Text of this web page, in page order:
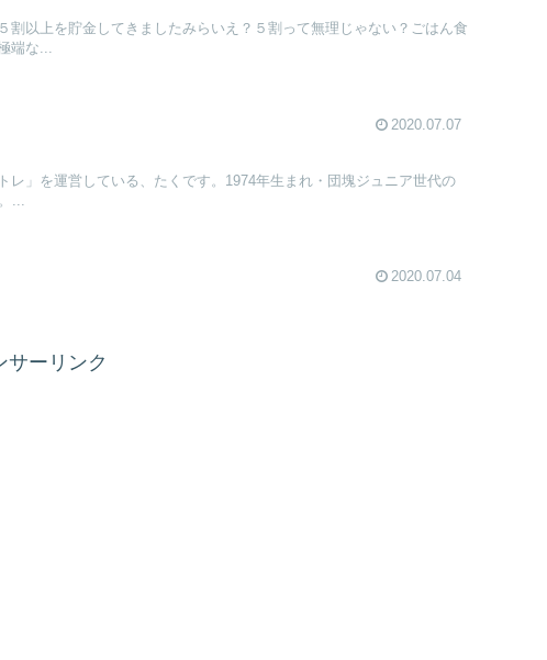
割以上を貯金してきましたみらいえ？５割って無理じゃない？ごはん食
端な...
2020.07.07
レ」を運営している、たくです。1974年生まれ・団塊ジュニア世代の
...
2020.07.04
サーリンク